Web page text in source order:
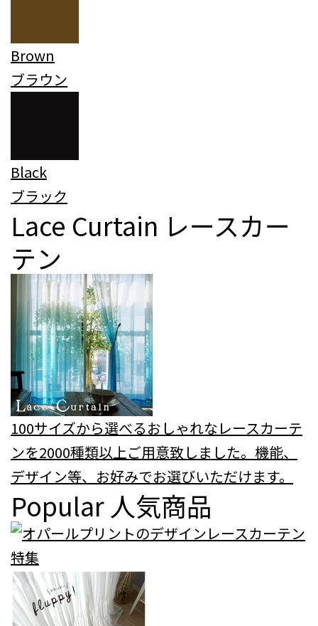
Brown
ブラウン
Black
ブラック
Lace Curtain レースカー
テン
100サイズから選べるおしゃれなレースカーテ
ンを2000種類以上ご用意致しました。機能、
デザイン等、お好みでお選びいただけます。
Popular 人気商品